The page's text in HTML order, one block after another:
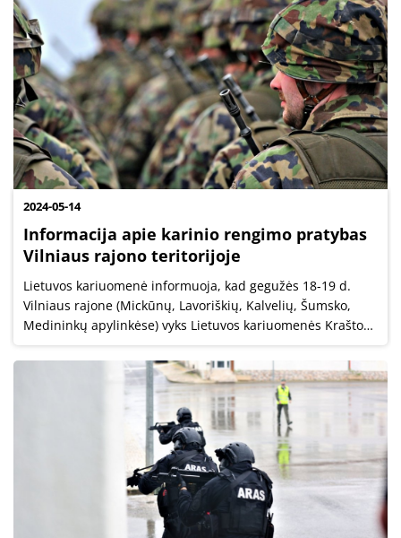
2024-05-14
Informacija apie karinio rengimo pratybas
Vilniaus rajono teritorijoje
Lietuvos kariuomenė informuoja, kad gegužės 18-19 d.
Vilniaus rajone (Mickūnų, Lavoriškių, Kalvelių, Šumsko,
Medininkų apylinkėse) vyks Lietuvos kariuomenės Krašto
apsaugos savanorių pajėgų Didžiosios Kovos apygardos 8-
osios rinktinės 803...